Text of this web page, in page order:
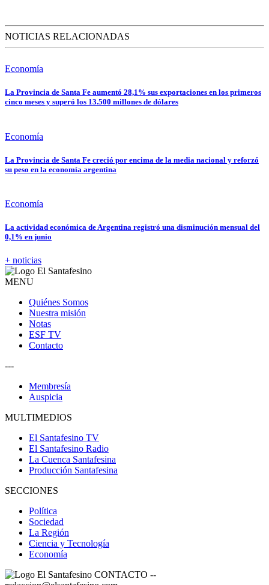
NOTICIAS RELACIONADAS
Economía
La Provincia de Santa Fe aumentó 28,1% sus exportaciones en los primeros
cinco meses y superó los 13.500 millones de dólares
Economía
La Provincia de Santa Fe creció por encima de la media nacional y reforzó
su peso en la economía argentina
Economía
La actividad económica de Argentina registró una disminución mensual del
0,1% en junio
+ noticias
MENU
Quiénes Somos
Nuestra misión
Notas
ESF TV
Contacto
---
Membresía
Auspicia
MULTIMEDIOS
El Santafesino TV
El Santafesino Radio
La Cuenca Santafesina
Producción Santafesina
SECCIONES
Política
Sociedad
La Región
Ciencia y Tecnología
Economía
CONTACTO --